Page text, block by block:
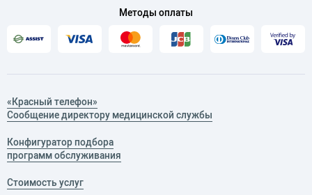
Методы оплаты
«Красный телефон»
Сообщение директору медицинской службы
Конфигуратор подбора
программ обслуживания
Стоимость услуг